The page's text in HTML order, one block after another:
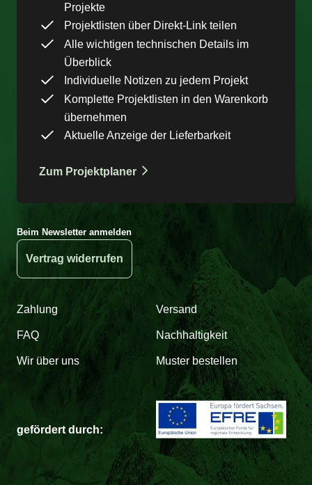
Projekte
Projektlisten über Direkt-Link teilen
Alle wichtigen technischen Details im
Überblick
Individuelle Notizen zu jedem Projekt
Komplette Projektlisten in den Warenkorb
übernehmen
Aktuelle Anzeige der Lieferbarkeit
Zum Projektplaner
Beim Newsletter anmelden
Vertrag widerrufen
Zahlung Versand
FAQ Nachhaltigkeit
Wir über uns Muster bestellen
gefördert durch: